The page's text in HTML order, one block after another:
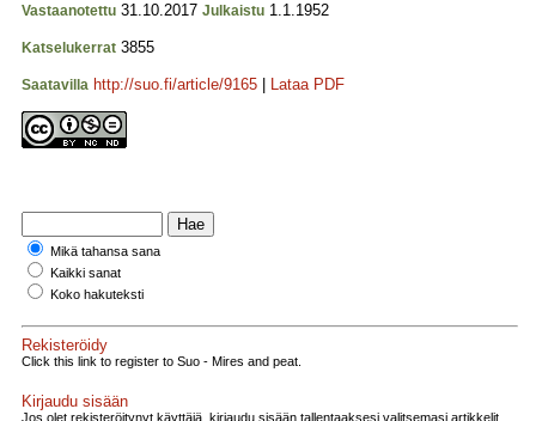
Vastaanotettu 31.10.2017 Julkaistu 1.1.1952
Katselukerrat 3855
Saatavilla http://suo.fi/article/9165 Lataa PDF
Mikä tahansa sana
Kaikki sanat
Koko hakuteksti
Rekisteröidy
Click this link to register to Suo - Mires and peat.
Kirjaudu sisään
Jos olet rekisteröitynyt käyttäjä, kirjaudu sisään tallentaaksesi valitsemasi artikkelit